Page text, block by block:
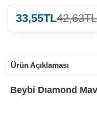
33,55TL42,63TL
Ürün Açıklaması
Beybi Dıamond